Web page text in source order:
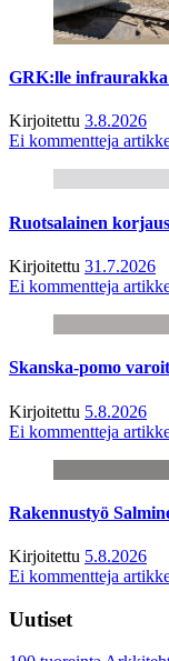
GRK:lle infraurakka
Kirjoitettu 3.8.2026
Ei kommentteja
Ruotsalainen
Kirjoitettu 31.7.2026
Ei kommentteja
Skanska-pomo
Kirjoitettu 5.8.2026
Ei kommentteja
Rakennustyö
Kirjoitettu 5.8.2026
Ei kommentteja
Uutiset